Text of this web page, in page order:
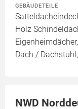
GEBÄUDETEILE
Holz
Dach /
NWD